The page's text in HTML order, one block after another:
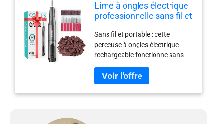
Lime à ongles électrique
professionnelle sans fil et
réglable, parfaite pour la
manucure et la pédicure,
idéale pour la maison ou
le salon (gris clair)
Sans fil et portable : cette
perceuse à ongles électrique
rechargeable fonctionne sans
limités par les câbles lors de
l'utilisation et peuvent être
utilisés pendant plus de 3 heures